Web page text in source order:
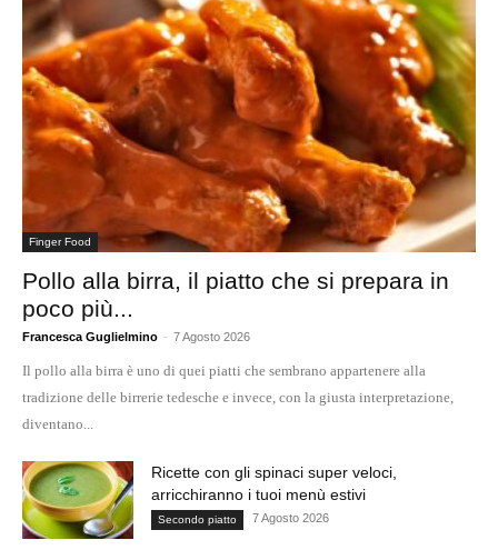
Finger Food
Pollo alla birra, il piatto che si prepara in
poco più...
Francesca Guglielmino - 7 Agosto 2026
Il pollo alla birra è uno di quei piatti che sembrano appartenere alla
tradizione delle birrerie tedesche e invece, con la giusta interpretazione,
diventano...
Ricette con gli spinaci super veloci,
arricchiranno i tuoi menù estivi
Secondo piatto 7 Agosto 2026